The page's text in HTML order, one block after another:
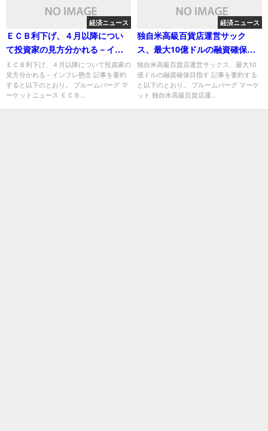
経済ニュース
ＥＣＢ利下げ、４月以降につい
て投資家の見方分かれる－イン
フレ懸念
ＥＣＢ利下げ、４月以降について投資家の
見方分かれる－インフレ懸念 記事を要約
すると以下のとおり。 ブルームバーグ マ
ーケットニュース ＥＣＢ...
経済ニュース
独自米高級百貨店運営サック
ス、最大10億ドルの融資確保目
指す
独自米高級百貨店運営サックス、最大10
億ドルの融資確保目指す 記事を要約する
と以下のとおり。 ブルームバーグ マーケ
ット 独自米高級百貨店運...